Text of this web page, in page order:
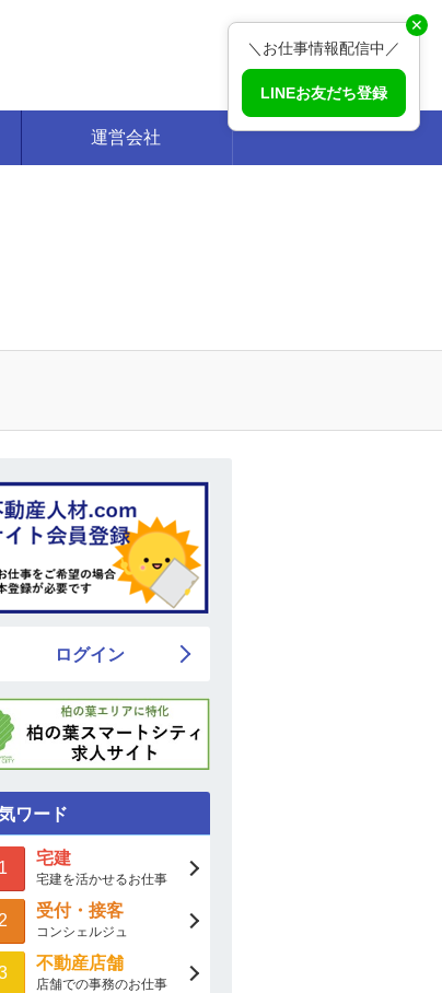
運営会社
ログイン
ワード
1
宅建
宅建を活かせるお仕事
2
受付・接客
コンシェルジュ
不動産店舗
店舗での事務のお仕事
✕
＼お仕事情報配信中／
LINEお友だち登録